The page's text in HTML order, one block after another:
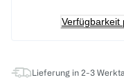
Verfügbarkeit
Lieferung in 2-3